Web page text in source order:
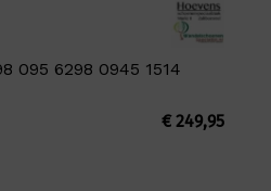
095 6298 0945 1514
€249,95